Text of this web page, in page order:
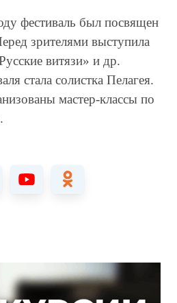
фестиваль был посвящен
зрителями выступила
витязи» и др.
стала солистка Пелагея.
мастер-классы по